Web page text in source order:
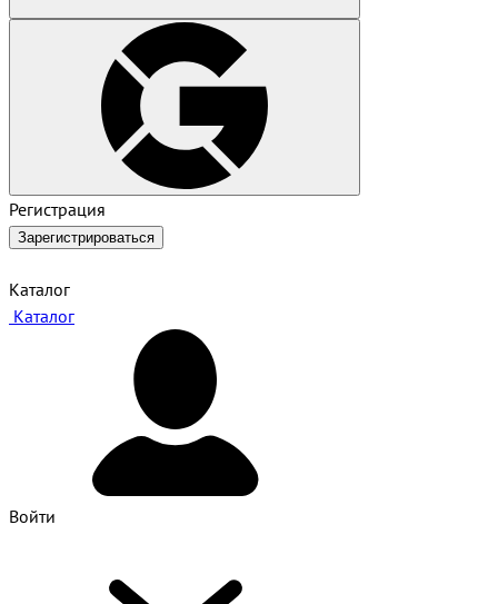
Регистрация
Зарегистрироваться
Каталог
Каталог
Войти